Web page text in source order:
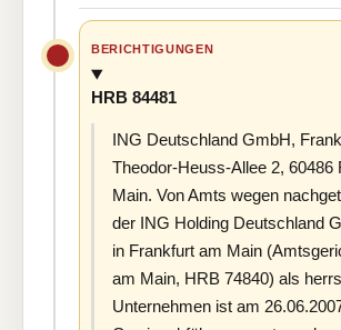
BERICHTIGUNGEN
HRB 84481
ING Deutschland GmbH,
Theodor-Heuss-Allee 2, 60486
Main. Von Amts wegen
der ING Holding Deutschland
in Frankfurt am Main
am Main, HRB 74840) als
Unternehmen ist am